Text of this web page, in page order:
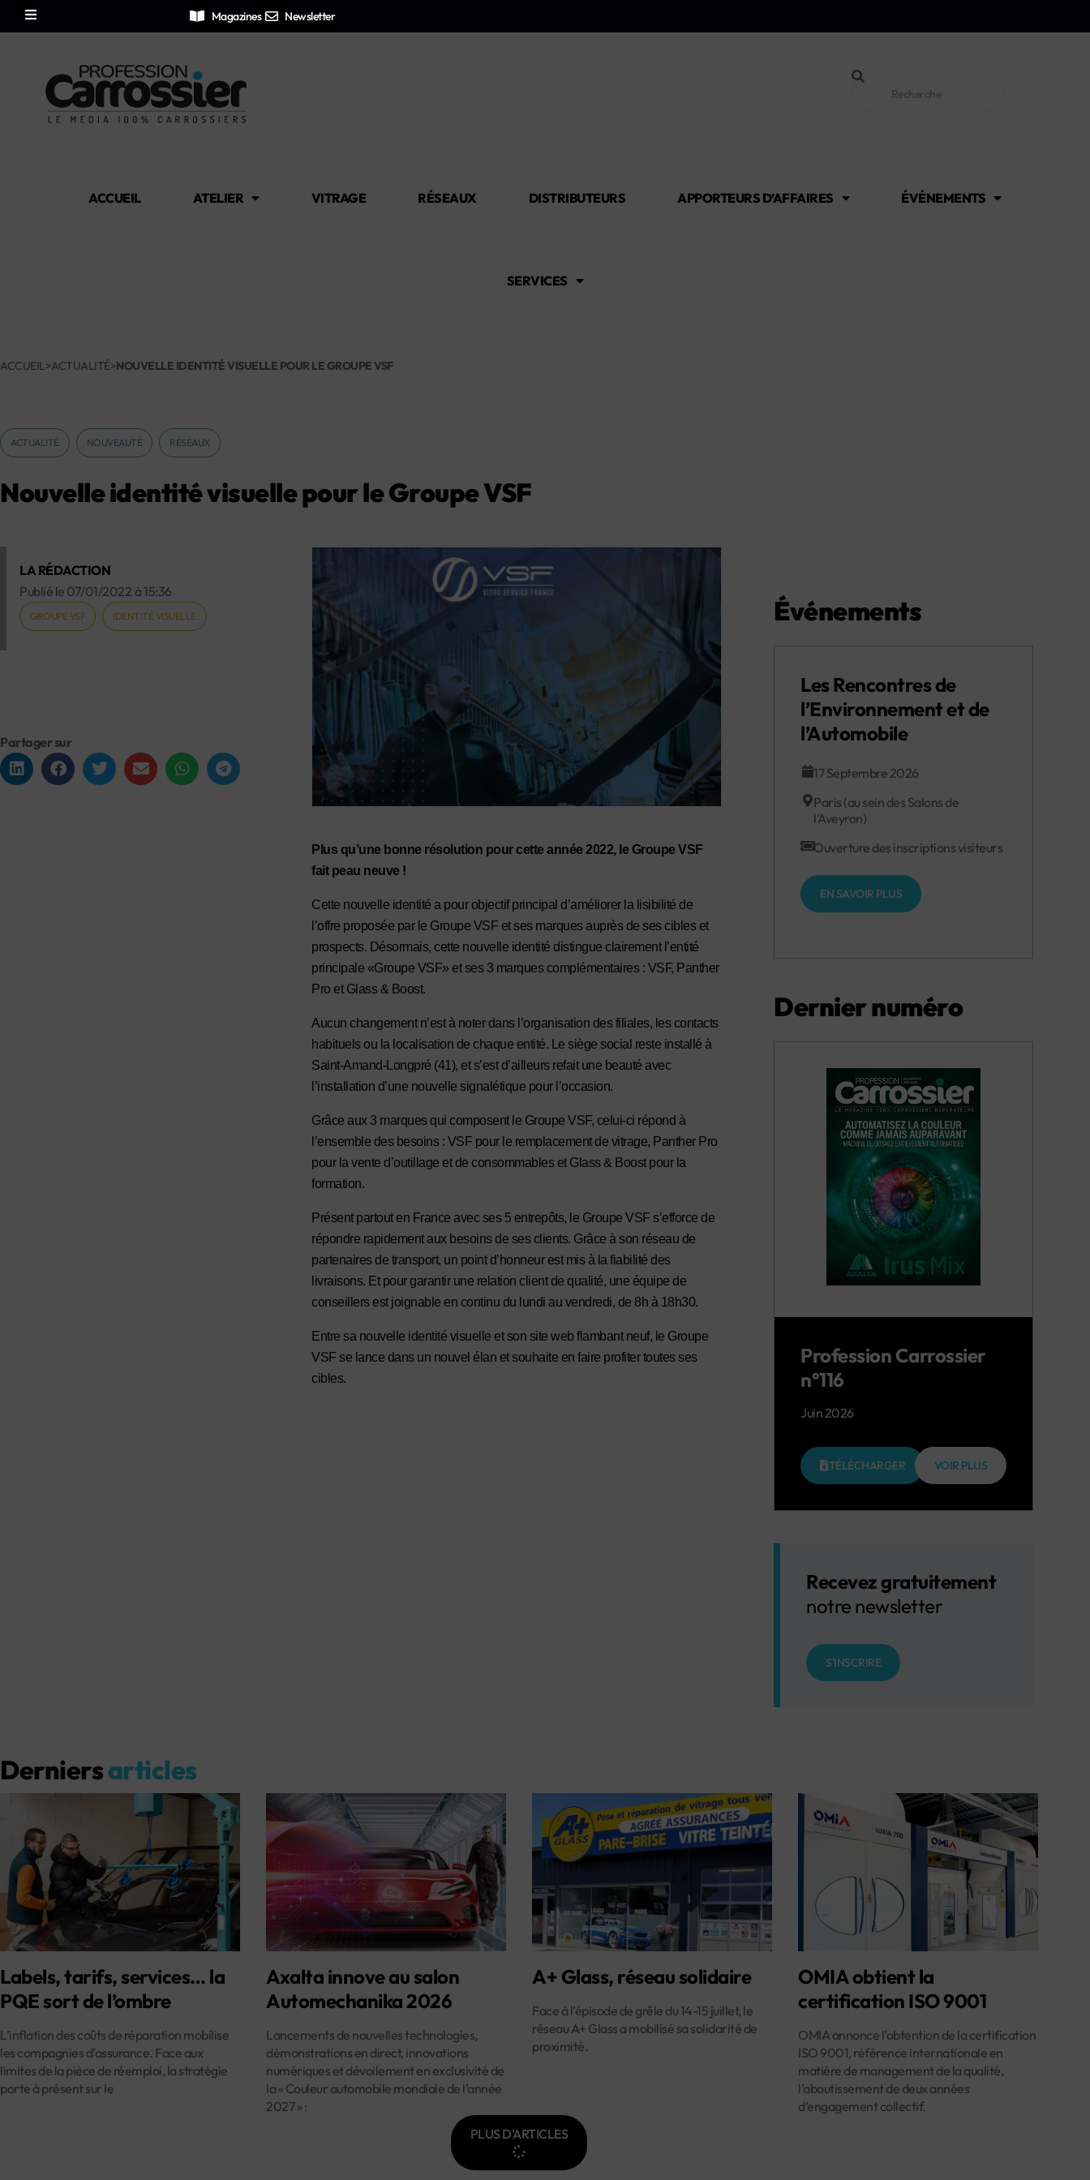
Magazines Newsletter
ACCUEIL ATELIER VITRAGE RÉSEAUX DISTRIBUTEURS APPORTEURS D’AFFAIRES ÉVÉNEMENTS
SERVICES
ACCUEIL >ACTUALITÉ>NOUVELLE IDENTITÉ VISUELLE POUR LE GROUPE VSF
ACTUALITÉ NOUVEAUTÉ RÉSEAUX
Nouvelle identité visuelle pour le Groupe VSF
LA RÉDACTION
Publié le 07/01/2022 à 15:36
GROUPE VSF IDENTITÉ VISUELLE
Partager sur
Plus qu’une bonne résolution pour cette année 2022, le Groupe VSF
fait peau neuve !
Cette nouvelle identité a pour objectif principal d’améliorer la lisibilité de
l’offre proposée par le Groupe VSF et ses marques auprès de ses cibles et
prospects. Désormais, cette nouvelle identité distingue clairement l’entité
principale «Groupe VSF» et ses 3 marques complémentaires : VSF, Panther
Pro et Glass & Boost.
Aucun changement n’est à noter dans l’organisation des filiales, les contacts
habituels ou la localisation de chaque entité. Le siège social reste installé à
Saint-Amand-Longpré (41), et s’est d’ailleurs refait une beauté avec
l’installation d’une nouvelle signalétique pour l’occasion.
Grâce aux 3 marques qui composent le Groupe VSF, celui-ci répond à
l’ensemble des besoins : VSF pour le remplacement de vitrage, Panther Pro
pour la vente d’outillage et de consommables et Glass & Boost pour la
formation.
Présent partout en France avec ses 5 entrepôts, le Groupe VSF s’efforce de
répondre rapidement aux besoins de ses clients. Grâce à son réseau de
partenaires de transport, un point d’honneur est mis à la fiabilité des
livraisons. Et pour garantir une relation client de qualité, une équipe de
conseillers est joignable en continu du lundi au vendredi, de 8h à 18h30.
Entre sa nouvelle identité visuelle et son site web flambant neuf, le Groupe
VSF se lance dans un nouvel élan et souhaite en faire profiter toutes ses
cibles.
Événements
Les Rencontres de
l’Environnement et de
l’Automobile
17 Septembre 2026
Paris (au sein des Salons de
l’Aveyron)
Ouverture des inscriptions visiteurs
EN SAVOIR PLUS
Dernier numéro
Profession Carrossier
n°116
Juin 2026
TÉLÉCHARGER VOIR PLUS
Recevez gratuitement
notre newsletter
S'INSCRIRE
Derniersarticles
Labels, tarifs, services… la
PQE sort de l’ombre
L’inflation des coûts de réparation mobilise
les compagnies d’assurance. Face aux
limites de la pièce de réemploi, la stratégie
porte à présent sur le
Axalta innove au salon
Automechanika 2026
Lancements de nouvelles technologies,
démonstrations en direct, innovations
numériques et dévoilement en exclusivité de
la « Couleur automobile mondiale de l’année
2027 » :
A+ Glass, réseau solidaire
Face à l’épisode de grêle du 14-15 juillet, le
réseau A+ Glass a mobilisé sa solidarité de
proximité.
OMIA obtient la
certification ISO 9001
OMIA annonce l’obtention de la certification
ISO 9001, référence internationale en
matière de management de la qualité,
l’aboutissement de deux années
d’engagement collectif.
PLUS D'ARTICLES